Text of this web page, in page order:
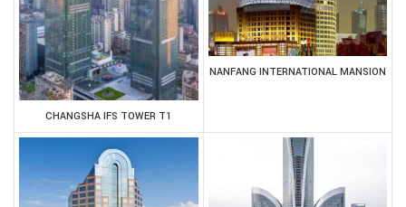
CHANGSHA IFS TOWER T1
NANFANG INTERNATIONAL MANSION